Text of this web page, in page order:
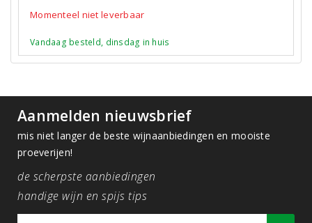
Momenteel niet leverbaar
Vandaag besteld, dinsdag in huis
Aanmelden nieuwsbrief
mis niet langer de beste wijnaanbiedingen en mooiste
proeverijen!
de scherpste aanbiedingen
handige wijn en spijs tips